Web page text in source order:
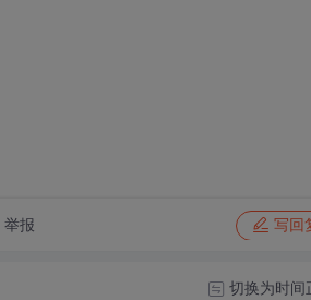
举报 写回
切换为时间